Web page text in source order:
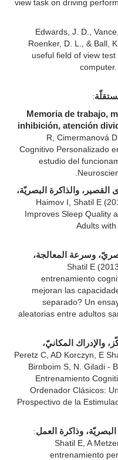
view task on driving
Edwards, J. D.,
Roenker, D. L., & Ball,
useful field of view
:
Memoria de trabajo,
inhibición, atención
R, Cimermanová
Cognitivo Personalizado
estudio del
القصير، والذاكرة البصريّة،
: Haimov I, Shatil E
Improves Sleep Quality
Adults
وسرعة المعالجة،
: Shatil E
entrenamiento
mejoran las
separado? Un
aleatorias entre adultos
والإدراك المكانيّ،
: Peretz C, AD Korczyn, E
Birnboim S, N. Giladi -
Entrenamiento
Ordenador Clásicos:
Prospectivo de la
وذاكرة العمل:
Shatil E, A
entrenamiento